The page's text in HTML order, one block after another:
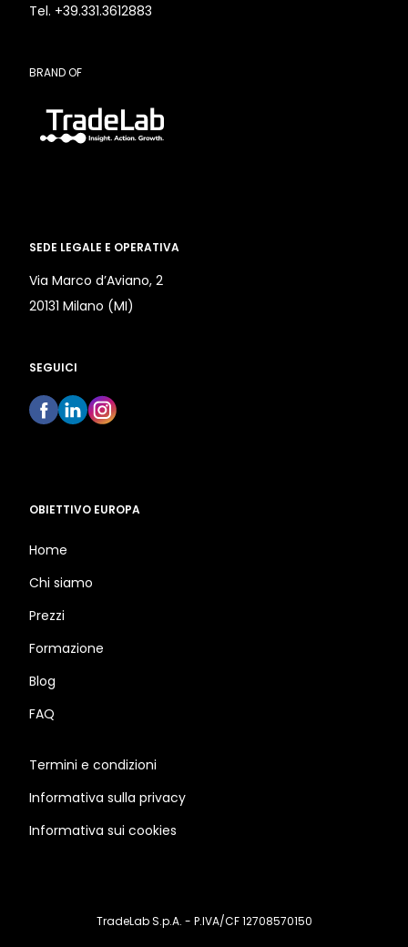
Tel. +39.331.3612883
BRAND OF
SEDE LEGALE E OPERATIVA
Via Marco d’Aviano, 2
20131 Milano (MI)
SEGUICI
OBIETTIVO EUROPA
Home
Chi siamo
Prezzi
Formazione
Blog
FAQ
Termini e condizioni
Informativa sulla privacy
Informativa sui cookies
TradeLab S.p.A. - P.IVA/CF 12708570150